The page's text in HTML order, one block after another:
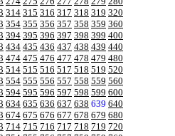
314 315 316 317 318 319 320
354 355 356 357 358 359 360
394 395 396 397 398 399 400
434 435 436 437 438 439 440
474 475 476 477 478 479 480
514 515 516 517 518 519 520
554 555 556 557 558 559 560
594 595 596 597 598 599 600
634 635 636 637 638 639 640
674 675 676 677 678 679 680
714 715 716 717 718 719 720